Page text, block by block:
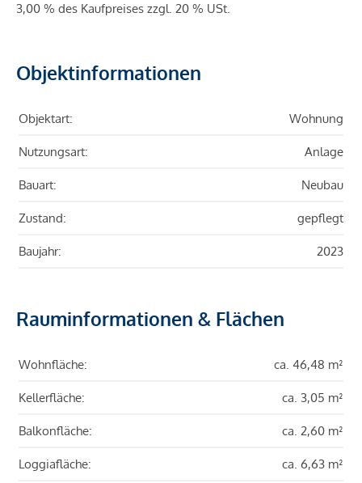
3,00 % des Kaufpreises zzgl. 20 % USt.
Objektinformationen
Objektart: Wohnung
Nutzungsart: Anlage
Bauart: Neubau
Zustand: gepflegt
Baujahr: 2023
Rauminformationen & Flächen
Wohnfläche: ca. 46,48 m²
Kellerfläche: ca. 3,05 m²
Balkonfläche: ca. 2,60 m²
Loggiafläche: ca. 6,63 m²